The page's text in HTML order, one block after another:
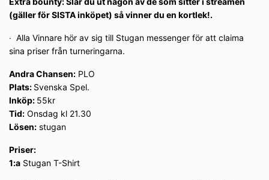
(gäller för SISTA inköpet) så vinner du en kortlek!.
∙ Alla Vinnare hör av sig till Stugan messenger för att claima
sina priser från turneringarna.
Andra Chansen: PLO
Plats: Svenska Spel.
Inköp: 55kr
Tid: Onsdag kl 21.30
Lösen: stugan
Priser:
1:a Stugan T-Shirt